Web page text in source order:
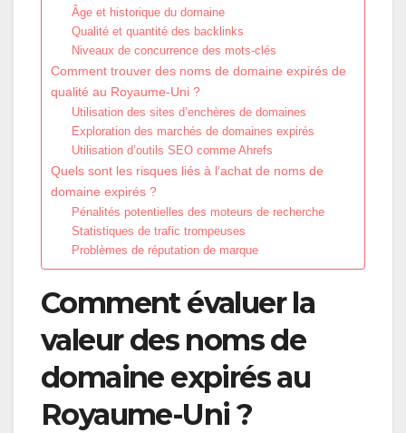
Âge et historique du domaine
Qualité et quantité des backlinks
Niveaux de concurrence des mots-clés
Comment trouver des noms de domaine expirés de
qualité au Royaume-Uni ?
Utilisation des sites d’enchères de domaines
Exploration des marchés de domaines expirés
Utilisation d’outils SEO comme Ahrefs
Quels sont les risques liés à l’achat de noms de
domaine expirés ?
Pénalités potentielles des moteurs de recherche
Statistiques de trafic trompeuses
Problèmes de réputation de marque
Comment évaluer la
valeur des noms de
domaine expirés au
Royaume-Uni ?